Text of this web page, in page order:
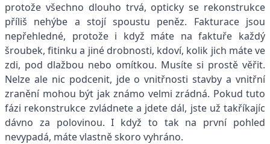
protože všechno dlouho trvá, opticky se rekonstrukce
příliš nehýbe a stojí spoustu peněz. Fakturace jsou
nepřehledné, protože i když máte na faktuře každý
šroubek, fitinku a jiné drobnosti, kdoví, kolik jich máte ve
zdi, pod dlažbou nebo omítkou. Musíte si prostě věřit.
Nelze ale nic podcenit, jde o vnitřnosti stavby a vnitřní
zranění mohou být jak známo velmi zrádná. Pokud tuto
fázi rekonstrukce zvládnete a jdete dál, jste už takříkajíc
dávno za polovinou. I když to tak na první pohled
nevypadá, máte vlastně skoro vyhráno.